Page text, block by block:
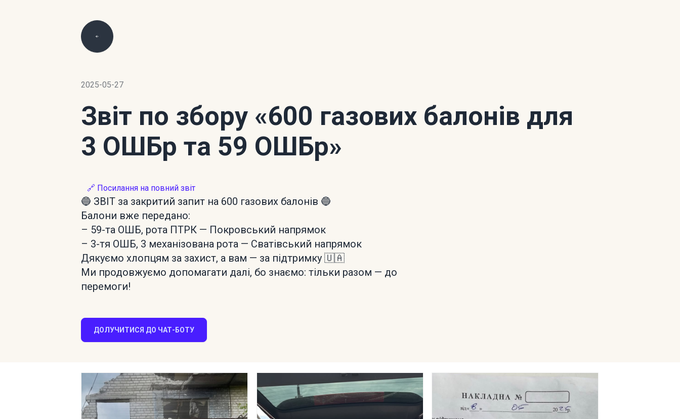
2025-05-27
Звіт по збору «600 газових балонів для
3 ОШБр та 59 ОШБр»
🔗 Посилання на повний звіт
🔵 ЗВІТ за закритий запит на 600 газових балонів 🔵
Балони вже передано:
– 59-та ОШБ, рота ПТРК — Покровський напрямок
– 3-тя ОШБ, 3 механізована рота — Сватівський напрямок
Дякуємо хлопцям за захист, а вам — за підтримку 🇺🇦
Ми продовжуємо допомагати далі, бо знаємо: тільки разом — до
перемоги!
ДОЛУЧИТИСЯ ДО ЧАТ-БОТУ